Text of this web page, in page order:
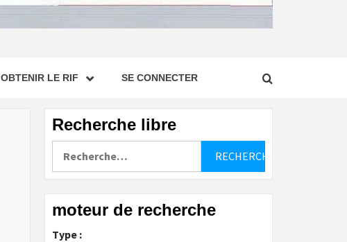
OBTENIR LE RIF SE CONNECTER
Recherche libre
moteur de recherche
Type :